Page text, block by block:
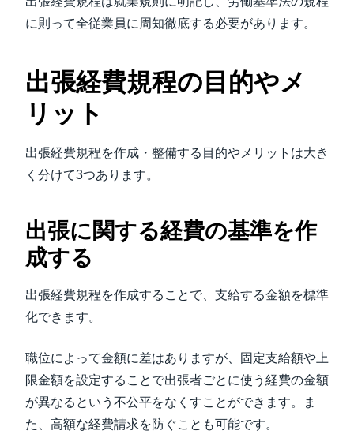
に則って全従業員に周知徹底する必要があります。
出張経費規程の目的やメ
リット
出張経費規程を作成・整備する目的やメリットは大き
く分けて3つあります。
出張に関する経費の基準を作
成する
出張経費規程を作成することで、支給する金額を標準
化できます。
職位によって金額に差はありますが、固定支給額や上
限金額を設定することで出張者ごとに使う経費の金額
が異なるという不公平をなくすことができます。ま
た、高額な経費請求を防ぐことも可能です。